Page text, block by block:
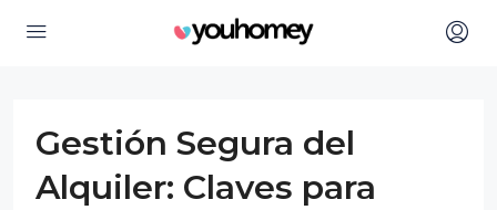
Gestión Segura del
Alquiler: Claves para